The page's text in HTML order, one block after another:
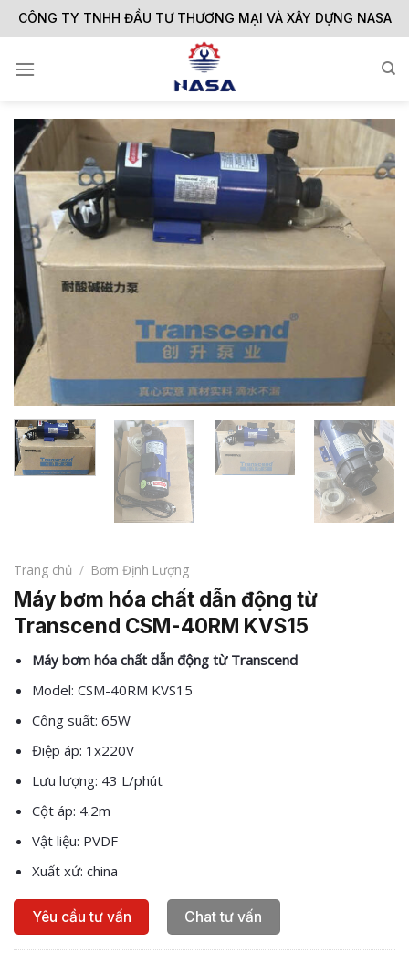
Skip
to
CÔNG TY TNHH ĐẦU TƯ THƯƠNG MẠI VÀ XÂY DỰNG NASA
Trang chủ / Bơm Định Lượng
Máy bơm hóa chất dẫn động từ
Transcend CSM-40RM KVS15
Máy bơm hóa chất dẫn động từ Transcend
Model: CSM-40RM KVS15
Công suất: 65W
Điệp áp: 1x220V
Lưu lượng: 43 L/phút
Cột áp: 4.2m
Vật liệu: PVDF
Xuất xứ: china
Yêu cầu tư vấn Chat tư vấn